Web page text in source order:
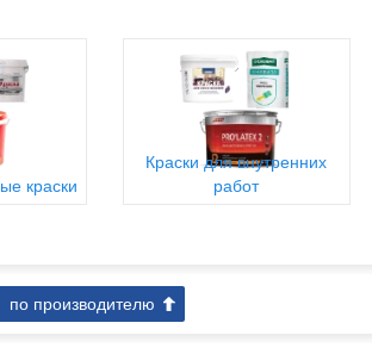
краски
Краски для внутренних
работ
по производителю